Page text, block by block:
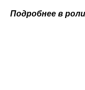
Подробнее в